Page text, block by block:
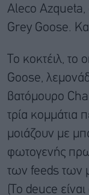
Aleco Azqueta,
Grey Goose.
Το κοκτέιλ, το
Goose,
βατόμουρο
τρία κομμάτια
μοιάζουν με
φωτογενής
των feeds των
(Το deuce